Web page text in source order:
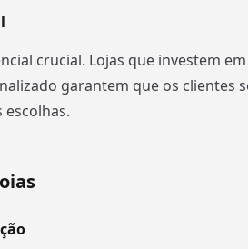
crucial. Lojas que investem
garantem que os clientes